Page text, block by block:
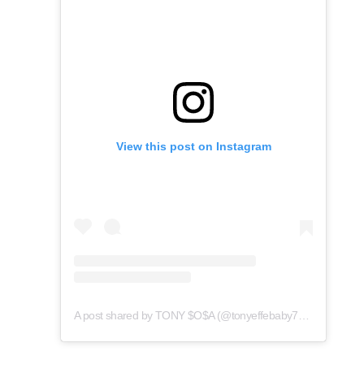
View this post on Instagram